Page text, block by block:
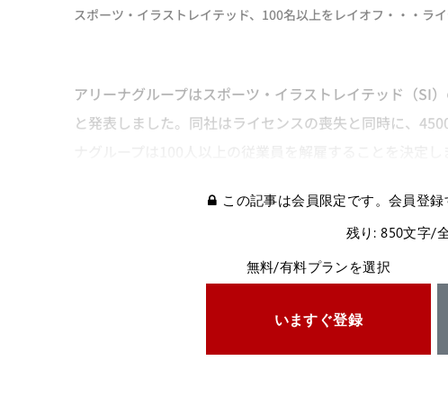
スポーツ・イラストレイテッド、100名以上をレイオフ・・・ラ
アリーナグループはスポーツ・イラストレイテッド（SI
と発表しました。同社はライセンスの喪失と同時に、
この記事は会員限定です。会員登
残り: 850文字/
無料/有料プランを選択
いますぐ登録